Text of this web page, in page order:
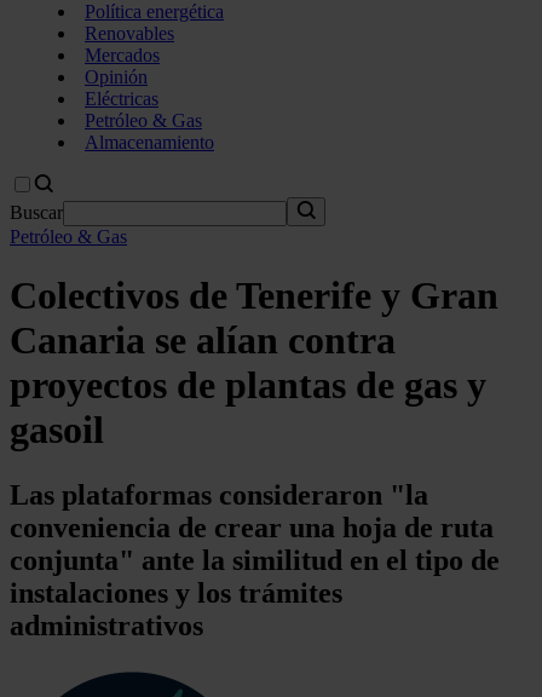
Política energética
Renovables
Mercados
Opinión
Eléctricas
Petróleo & Gas
Almacenamiento
Buscar
Petróleo & Gas
Colectivos de Tenerife y Gran
Canaria se alían contra
proyectos de plantas de gas y
gasoil
Las plataformas consideraron "la
conveniencia de crear una hoja de ruta
conjunta" ante la similitud en el tipo de
instalaciones y los trámites
administrativos